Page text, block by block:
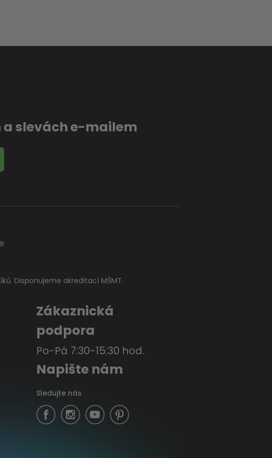
a slevách e-mailem
Disponujeme akreditací MŠMT.
Zákaznická
podpora
Po-Pá 7:30-15:30 hod.
Napište nám
Sledujte nás